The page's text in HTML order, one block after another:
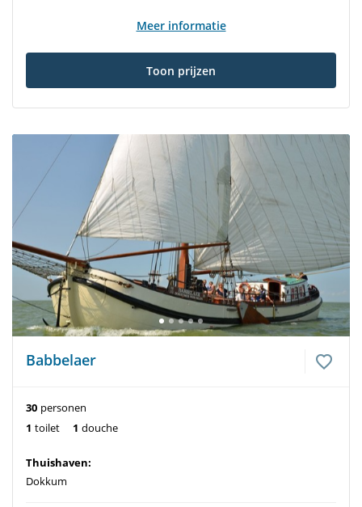
Meer informatie
Toon prijzen
Babbelaer
30 personen
1 toilet 1 douche
Thuishaven:
Dokkum